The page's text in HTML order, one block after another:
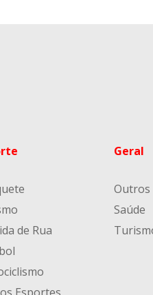
de Rua
Geral
Outros
Saúde